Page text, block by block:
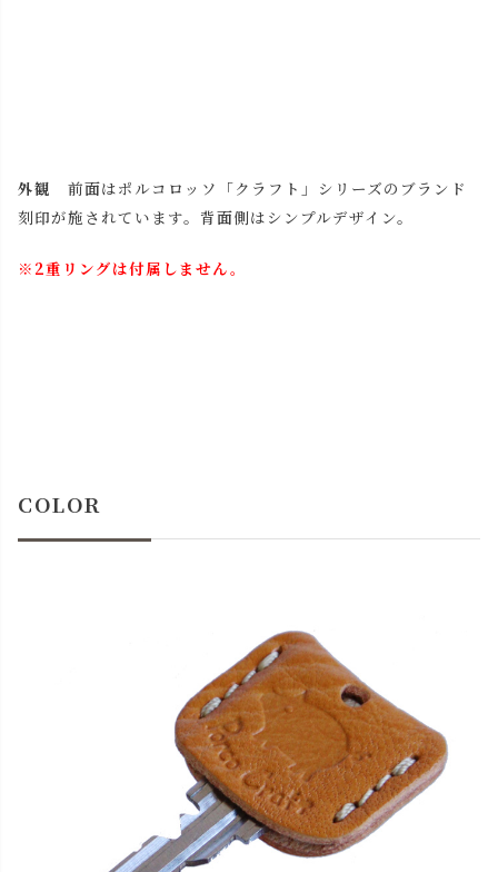
外観 前面はポルコロッソ「クラフト」シリーズのブランド
刻印が施されています。背面側はシンプルデザイン。
※2重リングは付属しません。
COLOR